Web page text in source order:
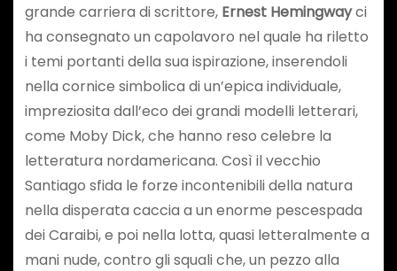
grande carriera di scrittore, Ernest Hemingwayci
ha consegnato un capolavoro nel quale ha riletto
i temi portanti della sua ispirazione, inserendoli
nella cornice simbolica di un’epica individuale,
impreziosita dall’eco dei grandi modelli letterari,
come Moby Dick, che hanno reso celebre la
letteratura nordamericana. Così il vecchio
Santiago sfida le forze incontenibili della natura
nella disperata caccia a un enorme pescespada
dei Caraibi, e poi nella lotta, quasi letteralmente a
mani nude, contro gli squali che, un pezzo alla